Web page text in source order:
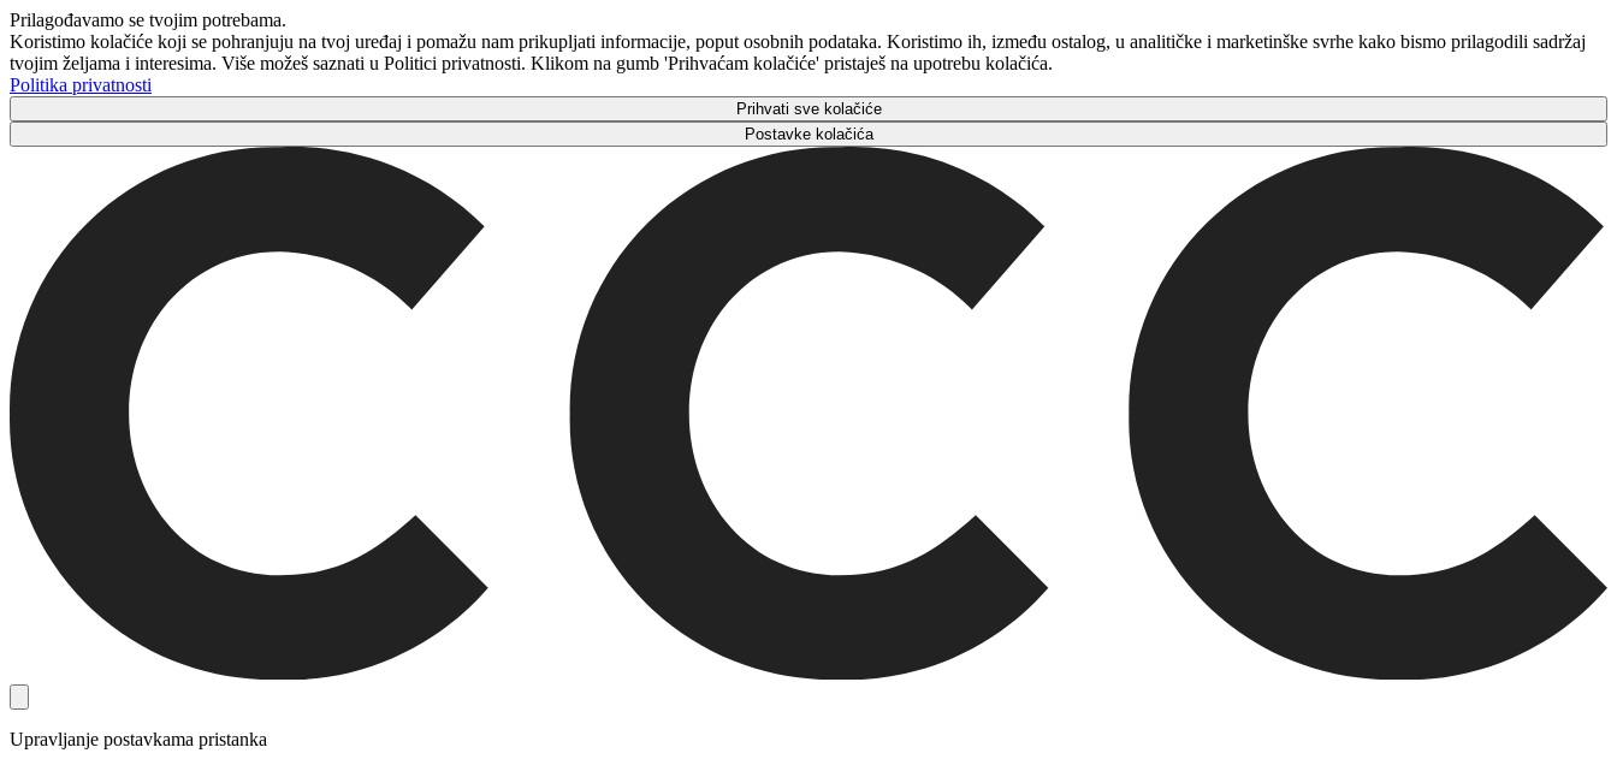
Prilagođavamo se tvojim potrebama.
Koristimo kolačiće koji se pohranjuju na tvoj uređaj i pomažu nam prikupljati informacije, poput osobnih podataka. Koristimo ih, između ostalog, u analitičke i marketinške svrhe kako bismo prilagodili sadržaj
tvojim željama i interesima. Više možeš saznati u Politici privatnosti. Klikom na gumb 'Prihvaćam kolačiće' pristaješ na upotrebu kolačića.
Politika privatnosti
Prihvati sve kolačiće
Postavke kolačića
Upravljanje postavkama pristanka